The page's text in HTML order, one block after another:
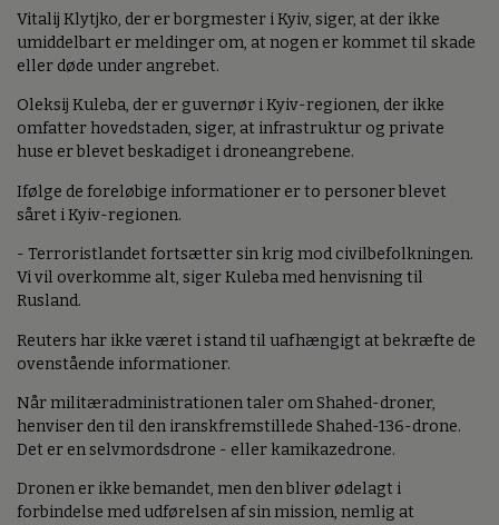
Vitalij Klytjko, der er borgmester i Kyiv, siger, at der ikke
umiddelbart er meldinger om, at nogen er kommet til skade
eller døde under angrebet.
Oleksij Kuleba, der er guvernør i Kyiv-regionen, der ikke
omfatter hovedstaden, siger, at infrastruktur og private
huse er blevet beskadiget i droneangrebene.
Ifølge de foreløbige informationer er to personer blevet
såret i Kyiv-regionen.
- Terroristlandet fortsætter sin krig mod civilbefolkningen.
Vi vil overkomme alt, siger Kuleba med henvisning til
Rusland.
Reuters har ikke været i stand til uafhængigt at bekræfte de
ovenstående informationer.
Når militæradministrationen taler om Shahed-droner,
henviser den til den iranskfremstillede Shahed-136-drone.
Det er en selvmordsdrone - eller kamikazedrone.
Dronen er ikke bemandet, men den bliver ødelagt i
forbindelse med udførelsen af sin mission, nemlig at